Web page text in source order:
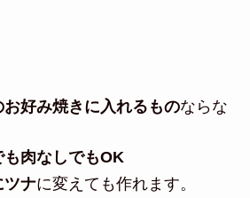
好み焼きに入れるものならな
も肉なしでもOK
ツナに変えても作れます。